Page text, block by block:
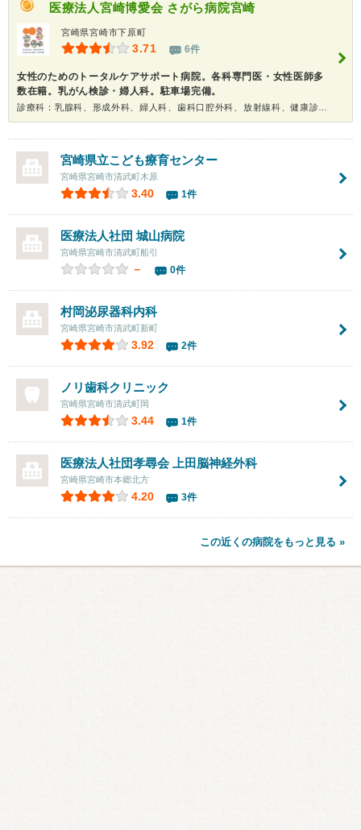
医療法人宮崎博愛会 さがら病院宮崎
宮崎県宮崎市下原町
3.71 6件
女性のためのトータルケアサポート病院。各科専門医・女性医師多
数在籍。乳がん検診・婦人科。駐車場完備。
宮崎県立こども療育センター
宮崎県宮崎市清武町木原
3.40 1件
医療法人社団城山病院
宮崎県宮崎市清武町船引
－ 0件
村岡泌尿器科内科
宮崎県宮崎市清武町新町
3.92 2件
ノリ歯科クリニック
宮崎県宮崎市清武町岡
3.44 1件
医療法人社団孝尋会 上田脳神経外科
宮崎県宮崎市本郷北方
4.20 3件
この近くの病院をもっと見る »